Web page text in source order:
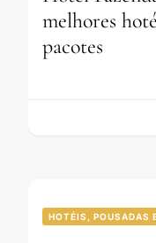
melhores
pacotes
HOTÉIS, POUSADAS